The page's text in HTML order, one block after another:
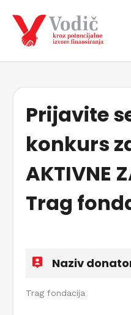
Prijavite
konkurs
AKTIVNE
Trag
Naziv
Trag fondacija